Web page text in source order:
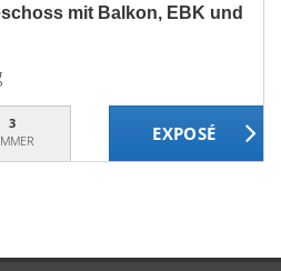
mit Balkon, EBK und
3